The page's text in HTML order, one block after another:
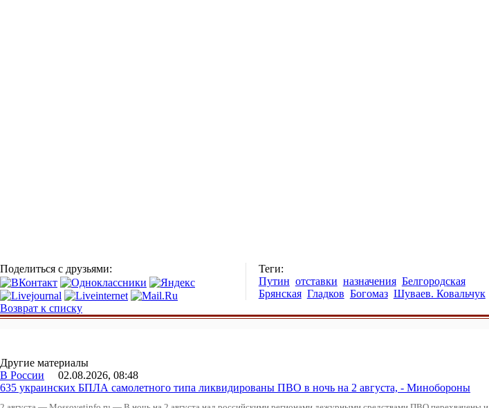
Поделиться с друзьями:
Теги:
Путин отставки назначения Белгородская
Брянская Гладков Богомаз Шуваев. Ковальчук
Возврат к списку
Другие материалы
В России 02.08.2026, 08:48
635 украинских БПЛА самолетного типа ликвидированы ПВО в ночь на 2 августа, - Минобороны